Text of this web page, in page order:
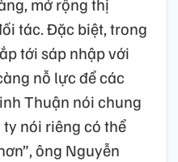
tác. Đặc biệt, trong
tới sáp nhập với
nỗ lực để các
Thuận nói chung
nói riêng có thể
ông Nguyễn